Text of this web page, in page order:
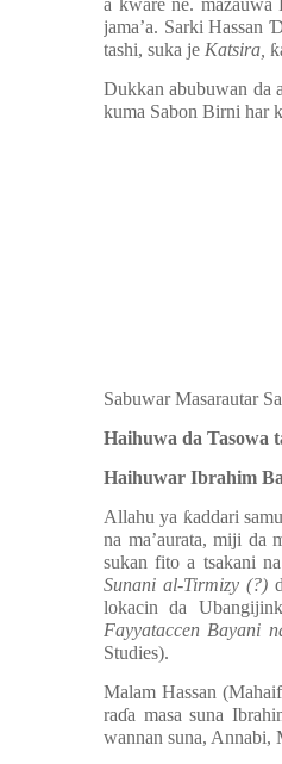
a kware ne.
jama’a. Sarki Hassan
tashi, suka je Katsira, ƙ
Dukkan abubuwan da
kuma Sabon Birni har
Sabuwar Masarautar
Haihuwa da Tasowa
Haihuwar Ibrahim
Allahu ya ƙaddari
na ma’aurata, miji da
sukan fito a tsakani
Sunani al-Tirmizy (?)
lokacin da
Fayyataccen Bayani
Studies).
Malam Hassan
raɗa masa suna
wannan suna,